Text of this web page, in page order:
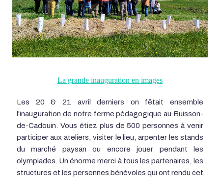
La grande inauguration en images
Les 20 & 21 avril derniers on fêtait ensemble
l'inauguration de notre ferme pédagogique au Buisson-
de-Cadouin. Vous étiez plus de 500 personnes à venir
participer aux ateliers, visiter le lieu, arpenter les stands
du marché paysan ou encore jouer pendant les
olympiades. Un énorme merci à tous les partenaires, les
structures et les personnes bénévoles qui ont rendu cet